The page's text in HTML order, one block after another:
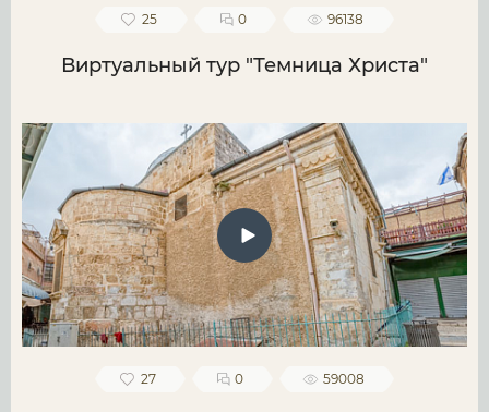
25 0 96138
Виртуальный тур "Темница Христа"
27 0 59008